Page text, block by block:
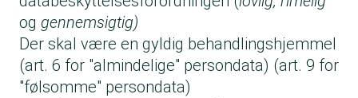
og gennemsigtig)
Der skal være en gyldig behandlingshjemmel
(art. 6 for "almindelige" persondata) (art. 9 for
"følsomme" persondata)